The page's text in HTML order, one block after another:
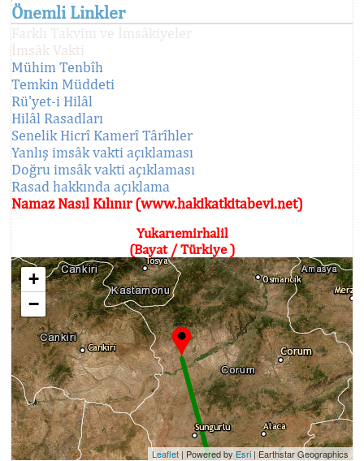
Önemli Linkler
Farklı Takvim ve İmsâkiyeler
İmsâk Vakti
Mühim Tenbîh
Temkin Müddeti
Rü'yet-i Hilâl
Hilâl Rasadları
Senelik Hicrî Kamerî Târîhler
Yanlış imsâk vakti açıklaması
Doğru imsâk vakti açıklaması
Rasad hakkında açıklama
Namaz Nasıl Kılınır (www.hakikatkitabevi.net)
Yukarıemirhalil
(Bayat / Türkiye )
+
−
Leaflet | Powered by Esri | Earthstar Geographics